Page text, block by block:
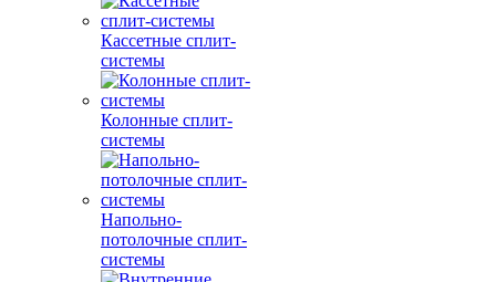
Кассетные сплит-
системы
Колонные сплит-
системы
Напольно-
потолочные сплит-
системы